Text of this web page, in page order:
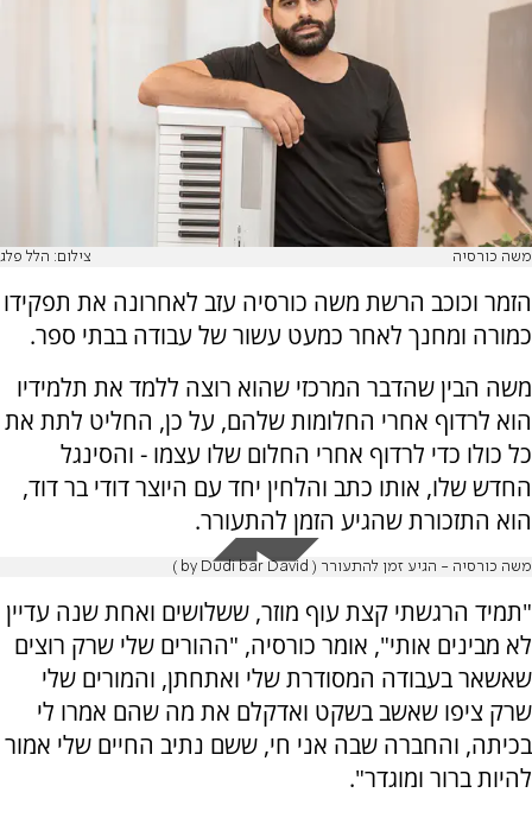
משה כורסיה צילום: הלל פלג
הזמר וכוכב הרשת משה כורסיה עזב לאחרונה את תפקידו
כמורה ומחנך לאחר כמעט עשור של עבודה בבתי ספר.
משה הבין שהדבר המרכזי שהוא רוצה ללמד את תלמידיו
הוא לרדוף אחרי החלומות שלהם, על כן, החליט לתת את
כל כולו כדי לרדוף אחרי החלום שלו עצמו - והסינגל
החדש שלו, אותו כתב והלחין יחד עם היוצר דודי בר דוד,
הוא התזכורת שהגיע הזמן להתעורר.
משה כורסיה - הגיע זמן להתעורר ( by Dudi bar David )
"תמיד הרגשתי קצת עוף מוזר, ששלושים ואחת שנה עדיין
לא מבינים אותי", אומר כורסיה, "ההורים שלי שרק רוצים
שאשאר בעבודה המסודרת שלי ואתחתן, והמורים שלי
שרק ציפו שאשב בשקט ואדקלם את מה שהם אמרו לי
בכיתה, והחברה שבה אני חי, ששם נתיב החיים שלי אמור
להיות ברור ומוגדר".